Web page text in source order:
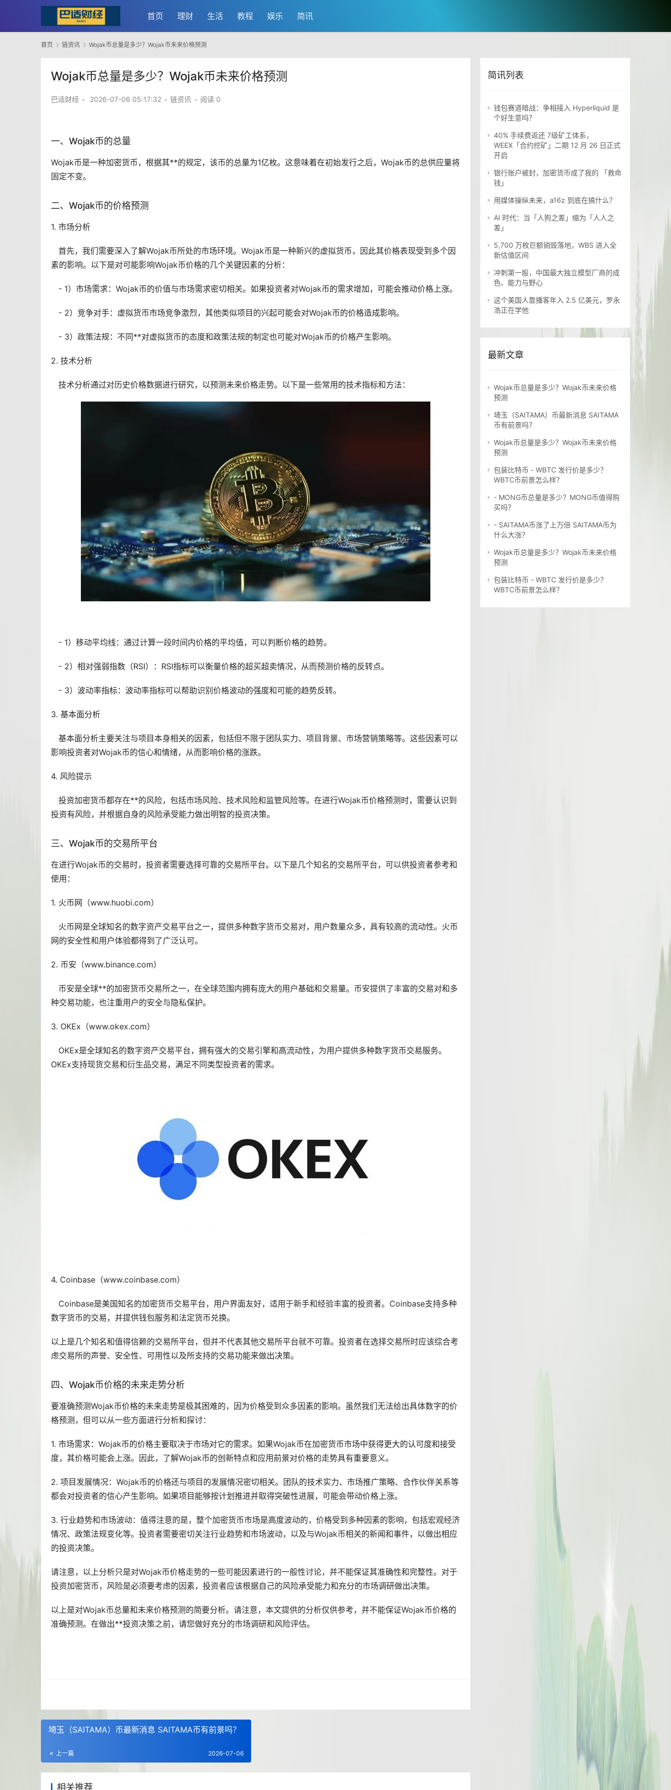
首页 理财 生活 教程 娱乐 简讯
首页 链资讯 Wojak币总量是多少？Wojak币未来价格预测
Wojak币总量是多少？Wojak币未来价格预测
巴适财经 • 2026-07-06 05:17:32 • 链资讯 • 阅读 0
一、Wojak币的总量
Wojak币是一种加密货币，根据其**的规定，该币的总量为1亿枚。这意味着在初始发行之后，Wojak币的总供应量将
固定不变。
二、Wojak币的价格预测
1. 市场分析
首先，我们需要深入了解Wojak币所处的市场环境。Wojak币是一种新兴的虚拟货币，因此其价格表现受到多个因
素的影响。以下是对可能影响Wojak币价格的几个关键因素的分析：
- 1）市场需求：Wojak币的价值与市场需求密切相关。如果投资者对Wojak币的需求增加，可能会推动价格上涨。
- 2）竞争对手：虚拟货币市场竞争激烈，其他类似项目的兴起可能会对Wojak币的价格造成影响。
- 3）政策法规：不同**对虚拟货币的态度和政策法规的制定也可能对Wojak币的价格产生影响。
2. 技术分析
技术分析通过对历史价格数据进行研究，以预测未来价格走势。以下是一些常用的技术指标和方法：
- 1）移动平均线：通过计算一段时间内价格的平均值，可以判断价格的趋势。
- 2）相对强弱指数（RSI）：RSI指标可以衡量价格的超买超卖情况，从而预测价格的反转点。
- 3）波动率指标：波动率指标可以帮助识别价格波动的强度和可能的趋势反转。
3. 基本面分析
基本面分析主要关注与项目本身相关的因素，包括但不限于团队实力、项目背景、市场营销策略等。这些因素可以
影响投资者对Wojak币的信心和情绪，从而影响价格的涨跌。
4. 风险提示
投资加密货币都存在**的风险，包括市场风险、技术风险和监管风险等。在进行Wojak币价格预测时，需要认识到
投资有风险，并根据自身的风险承受能力做出明智的投资决策。
三、Wojak币的交易所平台
在进行Wojak币的交易时，投资者需要选择可靠的交易所平台。以下是几个知名的交易所平台，可以供投资者参考和
使用：
1. 火币网（www.huobi.com）
火币网是全球知名的数字资产交易平台之一，提供多种数字货币交易对，用户数量众多，具有较高的流动性。火币
网的安全性和用户体验都得到了广泛认可。
2. 币安 （www.binance.com）
币安是全球**的加密货币交易所之一，在全球范围内拥有庞大的用户基础和交易量。币安提供了丰富的交易对和多
种交易功能，也注重用户的安全与隐私保护。
3. OKEx（www.okex.com）
OKEx是全球知名的数字资产交易平台，拥有强大的交易引擎和高流动性，为用户提供多种数字货币交易服务。
OKEx支持现货交易和衍生品交易，满足不同类型投资者的需求。
4. Coinbase（www.coinbase.com）
Coinbase是美国知名的加密货币交易平台，用户界面友好，适用于新手和经验丰富的投资者。Coinbase支持多种
数字货币的交易，并提供钱包服务和法定货币兑换。
以上是几个知名和值得信赖的交易所平台，但并不代表其他交易所平台就不可靠。投资者在选择交易所时应该综合考
虑交易所的声誉、安全性、可用性以及所支持的交易功能来做出决策。
四、Wojak币价格的未来走势分析
要准确预测Wojak币价格的未来走势是极其困难的，因为价格受到众多因素的影响。虽然我们无法给出具体数字的价
格预测，但可以从一些方面进行分析和探讨：
1. 市场需求：Wojak币的价格主要取决于市场对它的需求。如果Wojak币在加密货币市场中获得更大的认可度和接受
度，其价格可能会上涨。因此，了解Wojak币的创新特点和应用前景对价格的走势具有重要意义。
2. 项目发展情况：Wojak币的价格还与项目的发展情况密切相关。团队的技术实力、市场推广策略、合作伙伴关系等
都会对投资者的信心产生影响。如果项目能够按计划推进并取得突破性进展，可能会带动价格上涨。
3. 行业趋势和市场波动：值得注意的是，整个加密货币市场是高度波动的，价格受到多种因素的影响，包括宏观经济
情况、政策法规变化等。投资者需要密切关注行业趋势和市场波动，以及与Wojak币相关的新闻和事件，以做出相应
的投资决策。
请注意，以上分析只是对Wojak币价格走势的一些可能因素进行的一般性讨论，并不能保证其准确性和完整性。对于
投资加密货币，风险是必须要考虑的因素，投资者应该根据自己的风险承受能力和充分的市场调研做出决策。
以上是对Wojak币总量和未来价格预测的简要分析。请注意，本文提供的分析仅供参考，并不能保证Wojak币价格的
准确预测。在做出**投资决策之前，请您做好充分的市场调研和风险评估。
埼玉（SAITAMA）币最新消息 SAITAMA币有前景吗？
上一篇 2026-07-06
相关推荐
简讯列表
钱包赛道暗战：争相接入 Hyperliquid 是
个好生意吗？
40% 手续费返还 7级矿工体系，
WEEX「合约挖矿」二期 12 月 26 日正式
开启
银行账户被封，加密货币成了我的 「救命
钱」
用媒体操纵未来，a16z 到底在搞什么？
AI 时代：当「人狗之差」缩为「人人之
差」
5,700 万枚巨额销毁落地，WBS 进入全
新估值区间
冲刺第一股，中国最大独立模型厂商的成
色、能力与野心
这个美国人靠播客年入 2.5 亿美元，罗永
浩正在学他
最新文章
Wojak币总量是多少？Wojak币未来价格
预测
埼玉（SAITAMA）币最新消息 SAITAMA
币有前景吗？
Wojak币总量是多少？Wojak币未来价格
预测
包装比特币 - WBTC 发行价是多少？
WBTC币前景怎么样？
- MONG币总量是多少？MONG币值得购
买吗？
- SAITAMA币涨了上万倍 SAITAMA币为
什么大涨？
Wojak币总量是多少？Wojak币未来价格
预测
包装比特币 - WBTC 发行价是多少？
WBTC币前景怎么样？